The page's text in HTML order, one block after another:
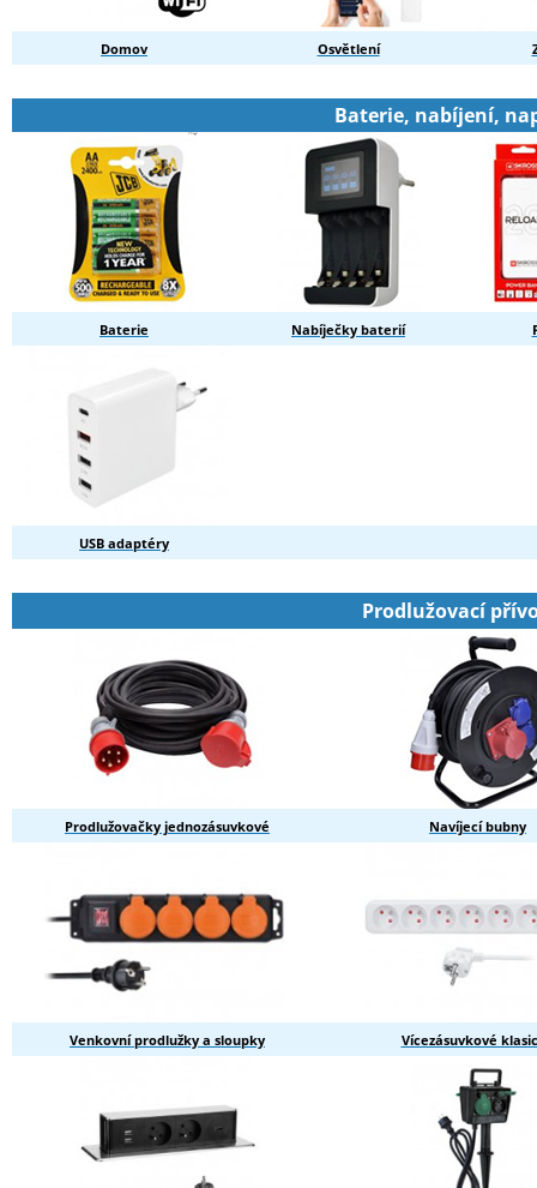
Domov Osvětlení
Baterie, nabíjení,
Baterie Nabíječky baterií
USB adaptéry
Prodlužovací
Prodlužovačky jednozásuvkové Navíjecí bubny
Venkovní prodlužky a sloupky Vícezásuvkové